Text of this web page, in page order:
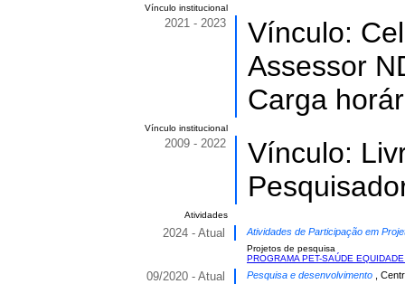
Vínculo institucional
2021 - 2023
Vínculo:
Assessor
Carga
Vínculo institucional
2009 - 2022
Vínculo:
Atividades
2024 - Atual Atividades de Participação em
Projetos de pesquisa
PROGRAMA PET-SAÚDE
09/2020 - Atual Pesquisa e desenvolvimento ,